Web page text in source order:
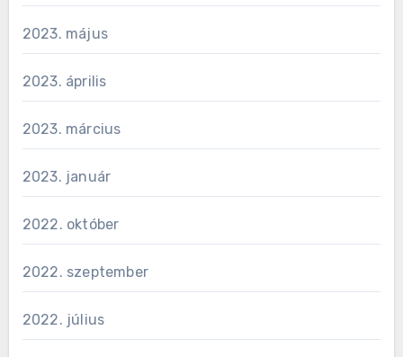
2023. május
2023. április
2023. március
2023. január
2022. október
2022. szeptember
2022. július